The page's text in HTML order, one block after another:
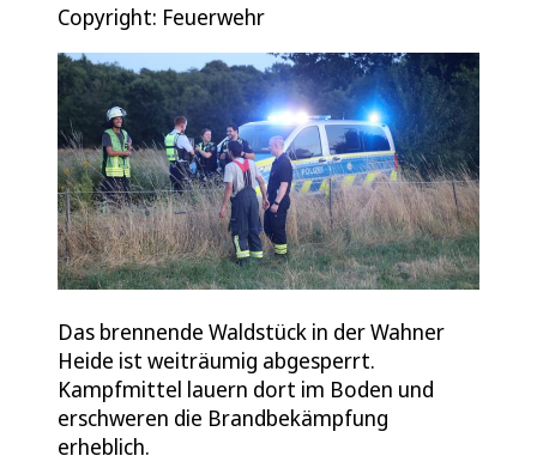
Copyright: Feuerwehr
Das brennende Waldstück in der Wahner
Heide ist weiträumig abgesperrt.
Kampfmittel lauern dort im Boden und
erschweren die Brandbekämpfung
erheblich.